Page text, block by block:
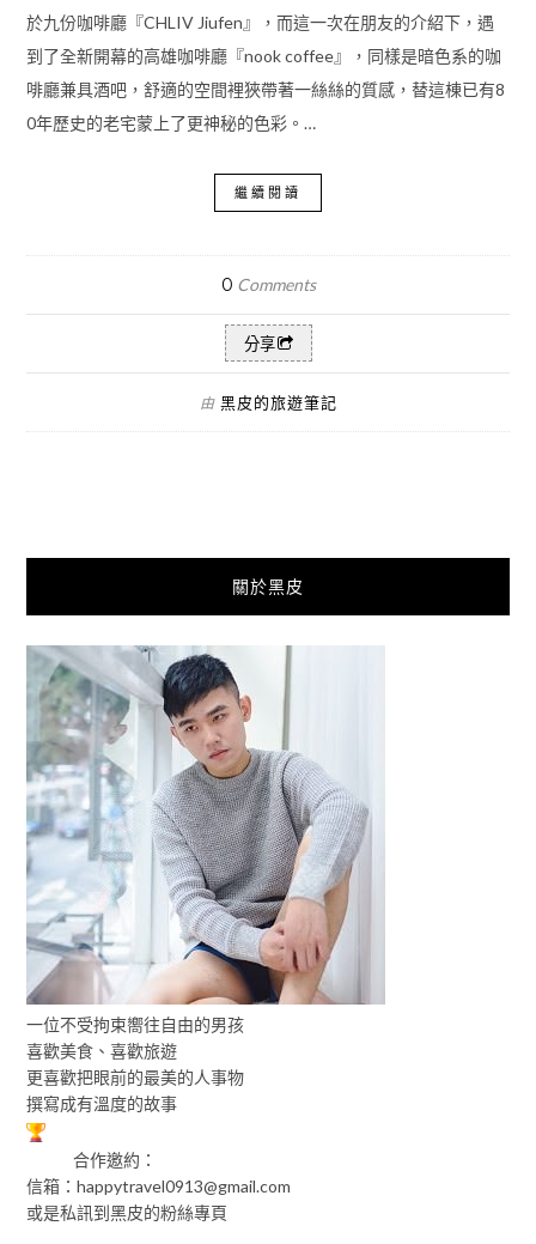
於九份咖啡廳『CHLIV Jiufen』，而這一次在朋友的介紹下，遇
到了全新開幕的高雄咖啡廳『nook coffee』，同樣是暗色系的咖
啡廳兼具酒吧，舒適的空間裡狹帶著一絲絲的質感，替這棟已有8
0年歷史的老宅蒙上了更神秘的色彩。…
繼續閱讀
0 Comments
分享
由 黑皮的旅遊筆記
關於黑皮
一位不受拘束嚮往自由的男孩
喜歡美食、喜歡旅遊
更喜歡把眼前的最美的人事物
撰寫成有溫度的故事
合作邀約：
信箱：happytravel0913@gmail.com
或是私訊到黑皮的粉絲專頁